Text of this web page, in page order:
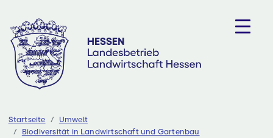
Inhalt
springen
Startseite
Umwelt
Biodiversität in Landwirtschaft und Gartenbau